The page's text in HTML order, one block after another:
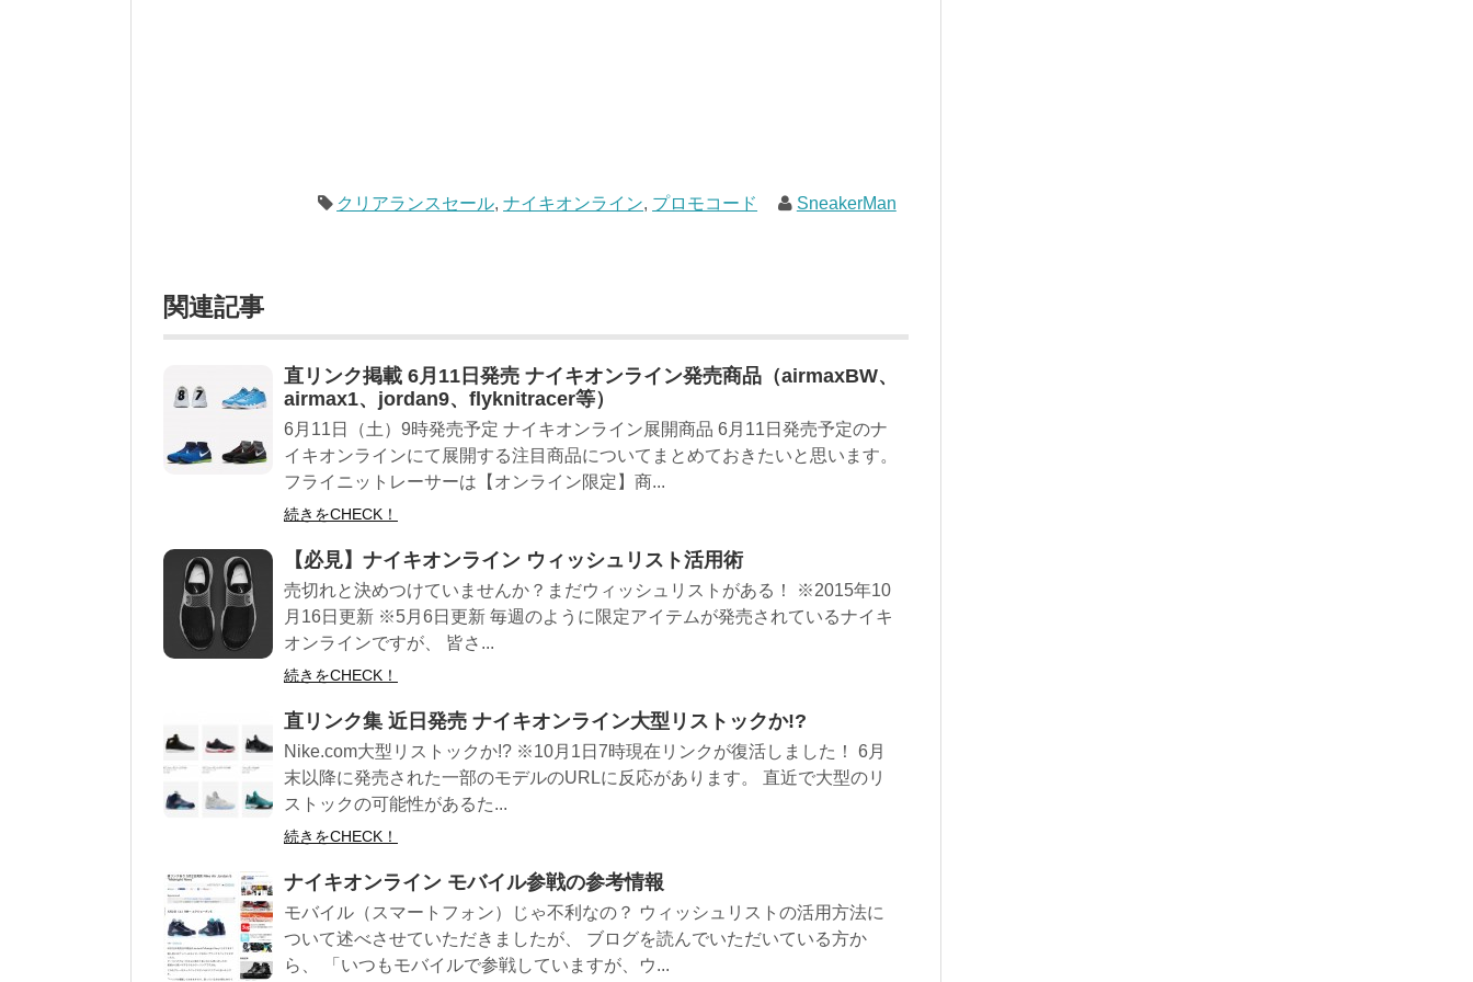
クリアランスセール,ナイキオンライン, プロモコード SneakerMan
関連記事
直リンク掲載 6月11日発売 ナイキオンライン発売商品（airmaxBW、
airmax1、jordan9、flyknitracer等）
6月11日（土）9時発売予定 ナイキオンライン展開商品 6月11日発売予定のナ
イキオンラインにて展開する注目商品についてまとめておきたいと思います。
フライニットレーサーは【オンライン限定】商...
続きをCHECK！
【必見】ナイキオンライン ウィッシュリスト活用術
売切れと決めつけていませんか？まだウィッシュリストがある！ ※2015年10
月16日更新 ※5月6日更新 毎週のように限定アイテムが発売されているナイキ
オンラインですが、 皆さ...
続きをCHECK！
直リンク集 近日発売 ナイキオンライン大型リストックか!?
Nike.com大型リストックか!? ※10月1日7時現在リンクが復活しました！ 6月
末以降に発売された一部のモデルのURLに反応があります。 直近で大型のリ
ストックの可能性があるた...
続きをCHECK！
ナイキオンライン モバイル参戦の参考情報
モバイル（スマートフォン）じゃ不利なの？ ウィッシュリストの活用方法に
ついて述べさせていただきましたが、 ブログを読んでいただいている方か
ら、 「いつもモバイルで参戦していますが、ウ...